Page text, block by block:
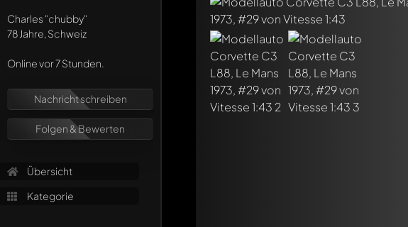
Charles "chubby"
78 Jahre, Schweiz
Online vor 7 Stunden.
Nachricht schreiben
Folgen & Bewerten
Übersicht
Kategorie
Schreibe jetzt einen ersten
Jeder Kommentar kann von allen
Erwähne andere Modelly-Mitglieder